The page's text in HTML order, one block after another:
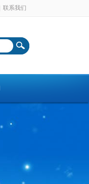
联系我们